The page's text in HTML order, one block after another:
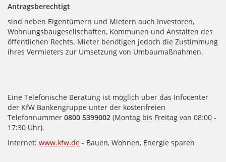
Antragsberechtigt
sind neben Eigentümern und Mietern auch Investoren,
Wohnungsbaugesellschaften, Kommunen und Anstalten des
öffentlichen Rechts. Mieter benötigen jedoch die Zustimmung
ihres Vermieters zur Umsetzung von Umbaumaßnahmen.
Eine Telefonische Beratung ist möglich über das Infocenter
der KfW Bankengruppe unter der kostenfreien
Telefonnummer 0800 5399002 (Montag bis Freitag von 08:00 -
17:30 Uhr).
Internet: www.kfw.de - Bauen, Wohnen, Energie sparen